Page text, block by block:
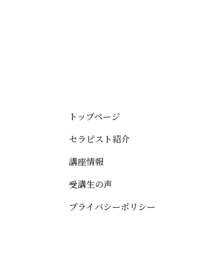
トップページ
セラピスト紹介
講座情報
受講生の声
プライバシーポリシー